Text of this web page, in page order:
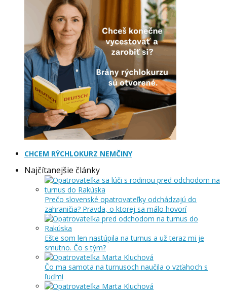
CHCEM RÝCHLOKURZ NEMČINY
Najčítanejšie články
Prečo slovenské opatrovateľky odchádzajú do
zahraničia? Pravda, o ktorej sa málo hovorí
Ešte som len nastúpila na turnus a už teraz mi je
smutno. Čo s tým?
Čo ma samota na turnusoch naučila o vzťahoch s
ľuďmi